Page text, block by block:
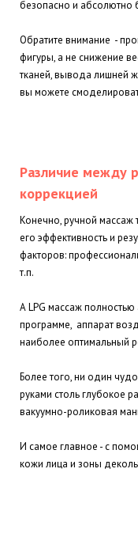
безопасно и абсолютно
Обратите внимание -
фигуры, а не снижение
тканей, вывода лишней
вы можете
Различие между
коррекцией
Конечно, ручной массаж
его эффективность и
факторов:
т.п.
А LPG массаж
программе, аппарат
наиболее оптимальный
Более того, ни один
руками столь глубокое
вакуумно-роликовая
И самое главное - с
кожи лица и зоны